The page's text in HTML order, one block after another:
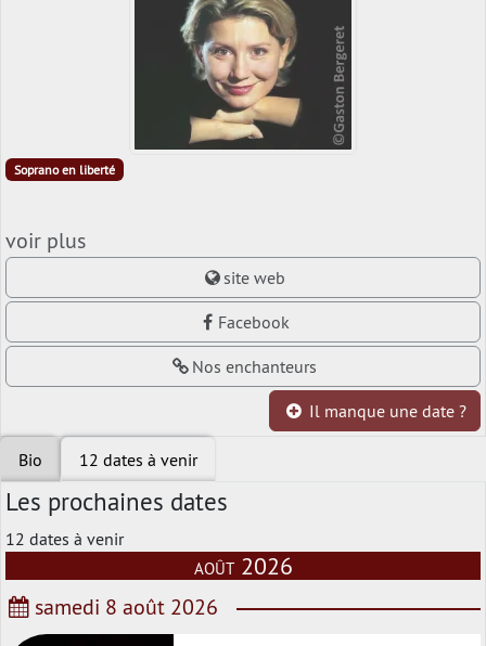
Soprano en liberté
voir plus
site web
Facebook
Nos enchanteurs
Il manque une date ?
Bio 12 dates à venir
Les prochaines dates
12 dates à venir
août 2026
samedi 8 août 2026